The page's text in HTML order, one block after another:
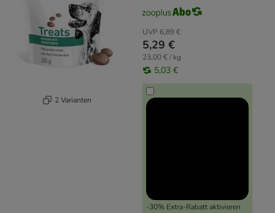
2 Varianten
UVP 6,89 €
5,29 €
23,00 € / kg
5,03 €
-30% Extra-Rabatt aktivieren